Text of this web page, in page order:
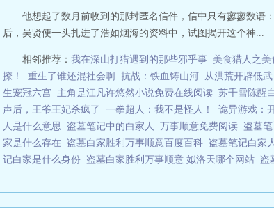
他想起了数月前收到的那封匿名信件，信中只有寥寥数语
后，吴贤便一头扎进了浩如烟海的资料中，试图揭开这个神...
相邻推荐： 我在深山打猎遇到的那些邪乎事 美食猎人之美
撩！
重生了谁还混社会啊 抗战：铁血铸山河 从洪荒开辟低
生宠冠六宫
主角是江凡许悠然小说免费在线阅读 苏千雪陈醒
声后，王爷王妃杀疯了
一拳超人：我不是怪人！ 诡异游戏：
人是什么意思 盗墓笔记中的白家人 万事顺意免费阅读 盗墓
家是什么存在 盗墓白家胜利万事顺意百度百科 盗墓笔记白家
记白家是什么身份 盗墓白家胜利万事顺意 姒洛天哪个网站 盗